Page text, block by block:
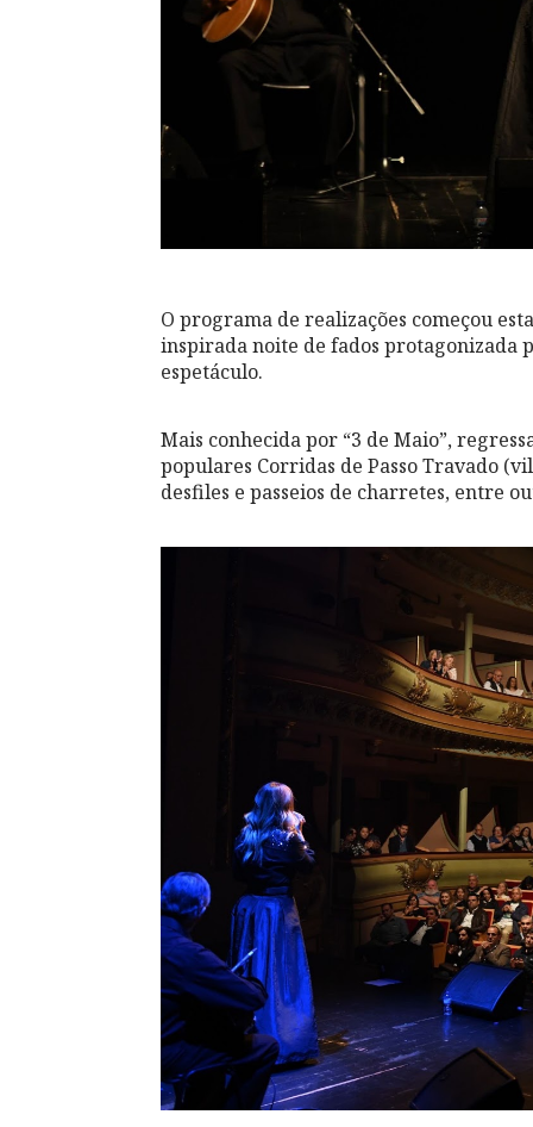
O programa de realizações começou
inspirada noite de fados protagonizada
espetáculo.
Mais conhecida por “3 de Maio”,
populares Corridas de Passo Travado
desfiles e passeios de charretes, entre